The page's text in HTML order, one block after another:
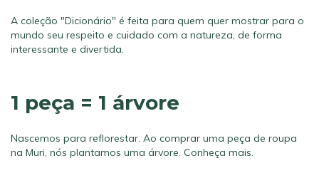
A coleção "Dicionário" é feita para quem quer mostrar para o
mundo seu respeito e cuidado com a natureza, de forma
interessante e divertida.
1 peça = 1 árvore
Nascemos para reflorestar. Ao comprar uma peça de roupa
na Muri, nós plantamos uma árvore. Conheça mais.